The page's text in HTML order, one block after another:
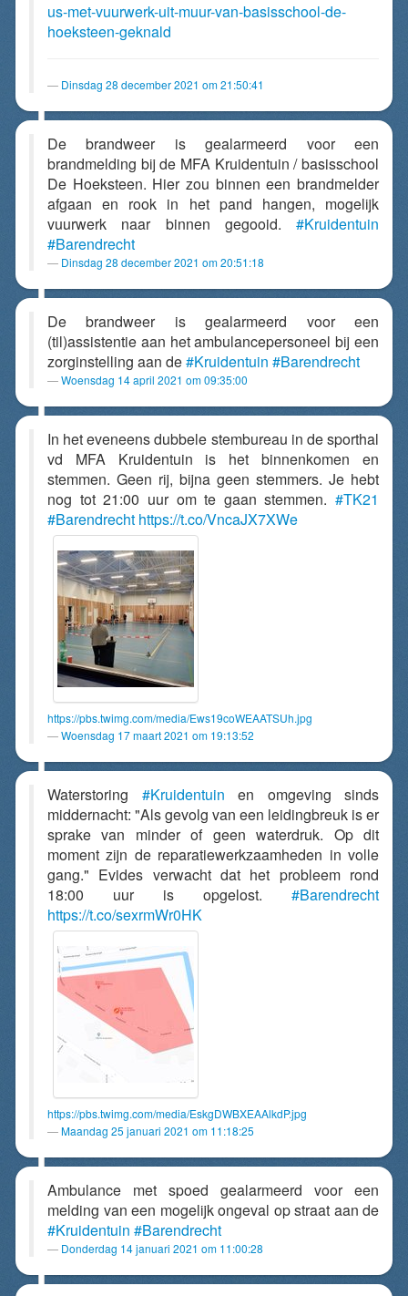
us-met-vuurwerk-uit-muur-van-basisschool-de-
hoeksteen-geknald
Dinsdag 28 december 2021 om 21:50:41
De brandweer is gealarmeerd voor een
brandmelding bij de MFA Kruidentuin / basisschool
De Hoeksteen. Hier zou binnen een brandmelder
afgaan en rook in het pand hangen, mogelijk
vuurwerk naar binnen gegooid. #Kruidentuin
#Barendrecht
Dinsdag 28 december 2021 om 20:51:18
De brandweer is gealarmeerd voor een
(til)assistentie aan het ambulancepersoneel bij een
zorginstelling aan de#Kruidentuin #Barendrecht
Woensdag 14 april 2021 om 09:35:00
In het eveneens dubbele stembureau in de sporthal
vd MFA Kruidentuin is het binnenkomen en
stemmen. Geen rij, bijna geen stemmers. Je hebt
nog tot 21:00 uur om te gaan stemmen. #TK21
#Barendrecht https://t.co/VncaJX7XWe
https://pbs.twimg.com/media/Ews19coWEAATSUh.jpg
Woensdag 17 maart 2021 om 19:13:52
Waterstoring #Kruidentuin en omgeving sinds
middernacht: "Als gevolg van een leidingbreuk is er
sprake van minder of geen waterdruk. Op dit
moment zijn de reparatiewerkzaamheden in volle
gang." Evides verwacht dat het probleem rond
18:00 uur is opgelost. #Barendrecht
https://t.co/sexrmWr0HK
https://pbs.twimg.com/media/EskgDWBXEAAlkdP.jpg
Maandag 25 januari 2021 om 11:18:25
Ambulance met spoed gealarmeerd voor een
melding van een mogelijk ongeval op straat aan de
#Kruidentuin #Barendrecht
Donderdag 14 januari 2021 om 11:00:28